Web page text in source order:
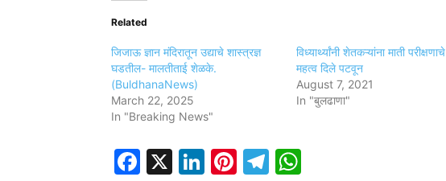
Related
जिजाऊ ज्ञान मंदिरातून उद्याचे शास्त्रज्ञ
घडतील- मालतीताई शेळके.
(BuldhanaNews)
March 22, 2025
In "Breaking News"
विध्यार्थ्यांनी शेतकऱ्यांना माती परीक्षणाचे
महत्व दिले पटवून
August 7, 2021
In "बुलढाणा"
Facebook
X LinkedIn
Pinterest
Telegram